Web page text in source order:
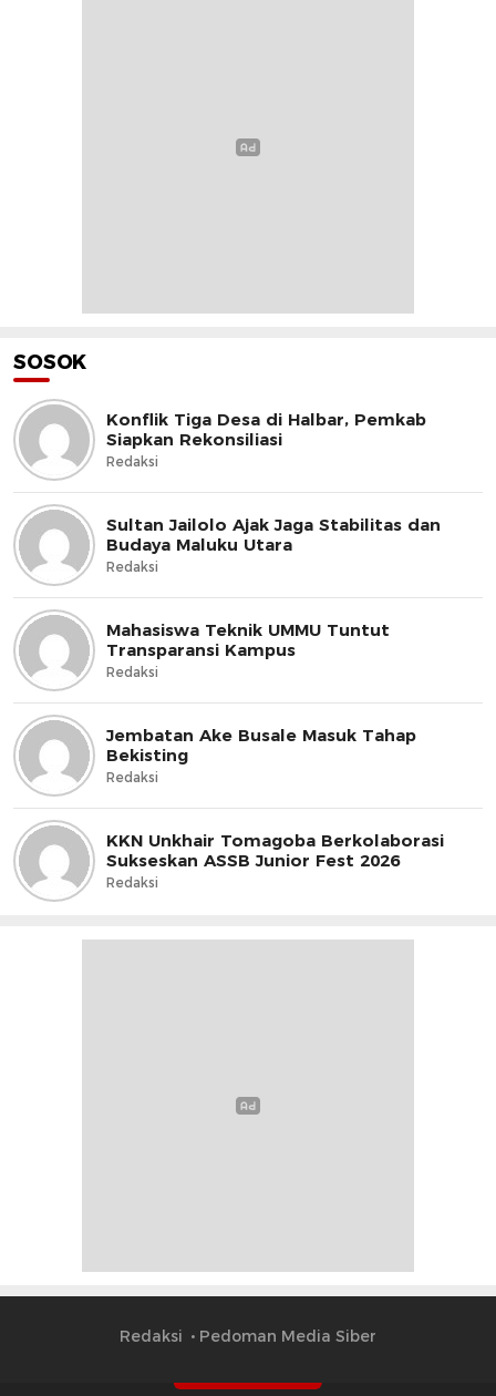
SOSOK
Konflik Tiga Desa di Halbar, Pemkab
Siapkan Rekonsiliasi
Redaksi
Sultan Jailolo Ajak Jaga Stabilitas dan
Budaya Maluku Utara
Redaksi
Mahasiswa Teknik UMMU Tuntut
Transparansi Kampus
Redaksi
Jembatan Ake Busale Masuk Tahap
Bekisting
Redaksi
KKN Unkhair Tomagoba Berkolaborasi
Sukseskan ASSB Junior Fest 2026
Redaksi
Redaksi Pedoman Media Siber